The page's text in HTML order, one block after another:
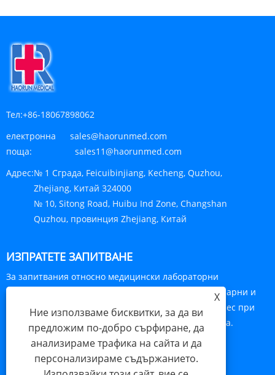
Тел:+86-18067898062
електронна
поща:
sales@haorunmed.com
sales11@haorunmed.com
Адрес:№ 1 Сграда, Feicuibinjiang, Kecheng, Quzhou,
Zhejiang, Китай 324000
№ 10, Sitong Road, Huibu Ind Zone, Changshan
Quzhou, провинция Zhejiang, Китай
ИЗПРАТЕТЕ ЗАПИТВАНЕ
За запитвания относно медицински лабораторни
консумативи, медицински марли, медицински уринарни и
респираторни, любезно оставете вашия имейл адрес при
нас и ние ще се свържем с вас в рамките на 24 часа.
ЗАПИТВАНЕ СЕГА
X
Ние използваме бисквитки, за да ви
предложим по-добро сърфиране, да
анализираме трафика на сайта и да
персонализираме съдържанието.